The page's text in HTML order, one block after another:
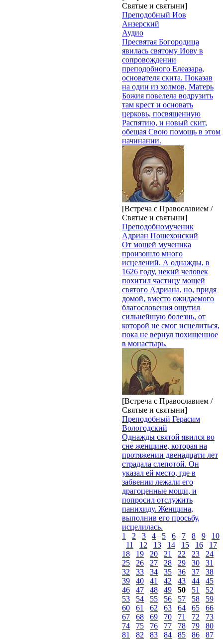
Святые и святыни]
Преподобный Иов
Анзерский
Аудио
Пресвятая Богородица
явилась святому Иову в
сопровождении
преподобного Елеазара,
основателя скита. Показав
на один из холмов, Матерь
Божия повелела водрузить
там крест и основать
церковь, посвященную
Распятию, и новый скит,
обещая Свою помощь в этом
начинании.
[Встреча с Православием /
Святые и святыни]
Преподобномученик
Адриан Пошехонский
От мощей мученика
произошло много
исцелений. А однажды, в
1626 году, некий человек
похитил частицу мощей
святого Адриана, но, придя
домой, вместо ожидаемого
благословения ощутил
сильнейшую болезнь, от
которой не смог исцелиться,
пока не вернул похищенное
в монастырь.
[Встреча с Православием /
Святые и святыни]
Преподобный Герасим
Вологодский
Однажды святой явился во
сне женщине, которая на
протяжении двенадцати лет
страдала слепотой. Он
указал ей место, где в
забвении лежали его
драгоценные мощи, и
попросил отслужить
панихиду. Женщина,
выполнив его просьбу,
исцелилась.
1
2 3 4 5 6 7 8 9
10
11
12 13 14 15 16
17
18
19 20 21 22 23
24
25
26 27 28 29 30
31
32
33 34 35 36 37
38
39
40 41 42 43 44
45
46
47 48 49 50 51
52
53
54 55 56 57 58
59
60
61 62 63 64 65
66
67
68 69 70 71 72
73
74
75 76 77 78 79
80
81
82 83 84 85 86
87